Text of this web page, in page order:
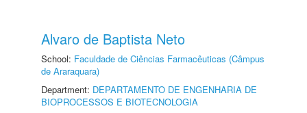
Alvaro de Baptista Neto
School: Faculdade de Ciências Farmacêuticas (Câmpus
de Araraquara)
Department: DEPARTAMENTO DE ENGENHARIA DE
BIOPROCESSOS E BIOTECNOLOGIA